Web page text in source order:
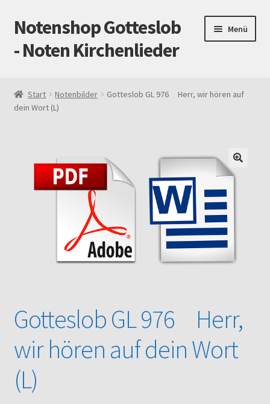
Zur
Navigation
springen
Zum
Inhalt
springen
Notenshop Gotteslob
- Noten Kirchenlieder
Menü
AGB
Cookie-Richtlinie (EU)
Gotteslob alt / neu
Über uns
Start Notenbilder
Gotteslob GL 976 Herr, wir hören auf
dein Wort (L)
Gotteslob GL 976 Herr,
wir hören auf dein Wort
(L)